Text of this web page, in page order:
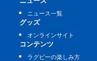
ニュース一覧
グッズ
オンラインサイト
コンテンツ
ラグビーの楽しみ方